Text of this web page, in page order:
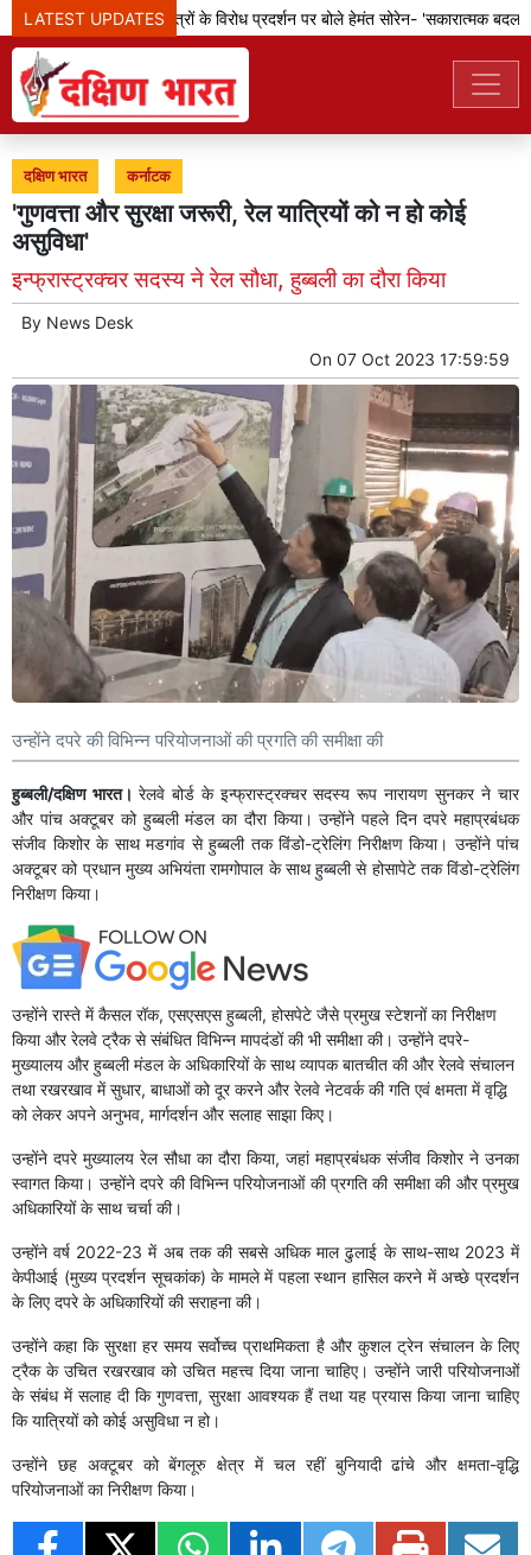
LATEST UPDATESझारखंड: छात्रों के विरोध प्रदर्शन पर बोले हेमंत सोरेन- 'सकारात्मक
दक्षिण भारत कर्नाटक
'गुणवत्ता और सुरक्षा जरूरी, रेल यात्रियों को न हो कोई
असुविधा'
इन्फ्रास्ट्रक्चर सदस्य ने रेल सौधा, हुब्बली का दौरा किया
By News Desk
On 07 Oct 2023 17:59:59
उन्होंने दपरे की विभिन्न परियोजनाओं की प्रगति की समीक्षा की
हुब्बली/दक्षिण भारत। रेलवे बोर्ड के इन्फ्रास्ट्रक्चर सदस्य रूप नारायण सुनकर ने चार
और पांच अक्टूबर को हुब्बली मंडल का दौरा किया। उन्होंने पहले दिन दपरे महाप्रबंधक
संजीव किशोर के साथ मडगांव से हुब्बली तक विंडो-ट्रेलिंग निरीक्षण किया। उन्होंने पांच
अक्टूबर को प्रधान मुख्य अभियंता रामगोपाल के साथ हुब्बली से होसापेटे तक विंडो-ट्रेलिंग
निरीक्षण किया।
उन्होंने रास्ते में कैसल रॉक, एसएसएस हुब्बली, होसपेटे जैसे प्रमुख स्टेशनों का निरीक्षण
किया और रेलवे ट्रैक से संबंधित विभिन्न मापदंडों की भी समीक्षा की। उन्होंने दपरे-
मुख्यालय और हुब्बली मंडल के अधिकारियों के साथ व्यापक बातचीत की और रेलवे संचालन
तथा रखरखाव में सुधार, बाधाओं को दूर करने और रेलवे नेटवर्क की गति एवं क्षमता में वृद्धि
को लेकर अपने अनुभव, मार्गदर्शन और सलाह साझा किए।
उन्होंने दपरे मुख्यालय रेल सौधा का दौरा किया, जहां महाप्रबंधक संजीव किशोर ने उनका
स्वागत किया। उन्होंने दपरे की विभिन्न परियोजनाओं की प्रगति की समीक्षा की और प्रमुख
अधिकारियों के साथ चर्चा की।
उन्होंने वर्ष 2022-23 में अब तक की सबसे अधिक माल ढुलाई के साथ-साथ 2023 में
केपीआई (मुख्य प्रदर्शन सूचकांक) के मामले में पहला स्थान हासिल करने में अच्छे प्रदर्शन
के लिए दपरे के अधिकारियों की सराहना की।
उन्होंने कहा कि सुरक्षा हर समय सर्वोच्च प्राथमिकता है और कुशल ट्रेन संचालन के लिए
ट्रैक के उचित रखरखाव को उचित महत्त्व दिया जाना चाहिए। उन्होंने जारी परियोजनाओं
के संबंध में सलाह दी कि गुणवत्ता, सुरक्षा आवश्यक हैं तथा यह प्रयास किया जाना चाहिए
कि यात्रियों को कोई असुविधा न हो।
उन्होंने छह अक्टूबर को बेंगलूरु क्षेत्र में चल रहीं बुनियादी ढांचे और क्षमता-वृद्धि
परियोजनाओं का निरीक्षण किया।